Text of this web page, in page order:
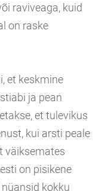
raviveaga, kuid
on raske
et keskmine
ja pean
et tulevikus
kui arsti peale
väiksemates
on pisikene
nüansid kokku